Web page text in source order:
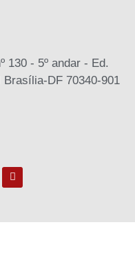
130 - 5º andar - Ed.
DF 70340-901